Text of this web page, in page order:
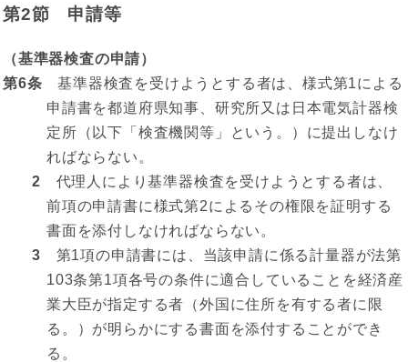
第2節 申請等
（基準器検査の申請）
第6条 基準器検査を受けようとする者は、様式第1による
申請書を都道府県知事、研究所又は日本電気計器検
定所（以下「検査機関等」という。）に提出しなけ
ればならない。
2 代理人により基準器検査を受けようとする者は、
前項の申請書に様式第2によるその権限を証明する
書面を添付しなければならない。
3 第1項の申請書には、当該申請に係る計量器が法第
103条第1項各号の条件に適合していることを経済産
業大臣が指定する者（外国に住所を有する者に限
る。）が明らかにする書面を添付することができ
る。